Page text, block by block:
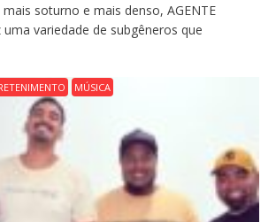
soturno e mais denso, AGENTE
uma variedade de subgêneros que
MÚSICA